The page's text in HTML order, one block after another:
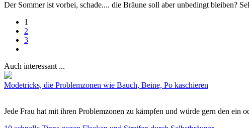
Der Sommer ist vorbei, schade.... die Bräune soll aber unbedingt bleiben?
1
2
3
Auch interessant ...
Modetricks, die Problemzonen wie Bauch, Beine, Po kaschieren
Jede Frau hat mit ihren Problemzonen zu kämpfen und würde gern den ein